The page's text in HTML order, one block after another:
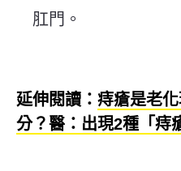
肛門。
延伸閱讀： 痔瘡是老
分？醫：出現2種「痔